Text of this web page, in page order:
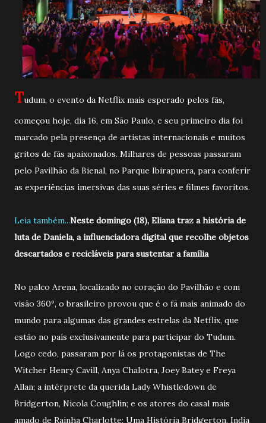
Tudum, o evento da Netflix mais esperado pelos fãs,
começou hoje, dia 16, em São Paulo, e seu primeiro dia foi
marcado pela presença de artistas internacionais e muitos
gritos de fãs apaixonados. Milhares de pessoas passaram
pelo Pavilhão da Bienal, no Parque Ibirapuera, para conferir
as experiências imersivas das suas séries e filmes favoritos.
Leia também...Neste domingo (18), Eliana traz a história de
luta de Daniela, a influenciadora digital que recolhe objetos
descartados e recicláveis para sustentar a família
No palco Arena, localizado no coração do Pavilhão e com
visão 360º, o brasileiro provou que é o fã mais animado do
mundo para algumas das grandes estrelas da Netflix, que
estão no país exclusivamente para participar do Tudum.
Logo cedo, passaram por lá os protagonistas de The
Witcher Henry Cavill, Anya Chalotra, Joey Batey e Freya
Allan; a intérprete da querida Lady Whistledown de
Bridgerton, Nicola Coughlin; e os atores do casal mais
amado de Rainha Charlotte: Uma História Bridgerton, India